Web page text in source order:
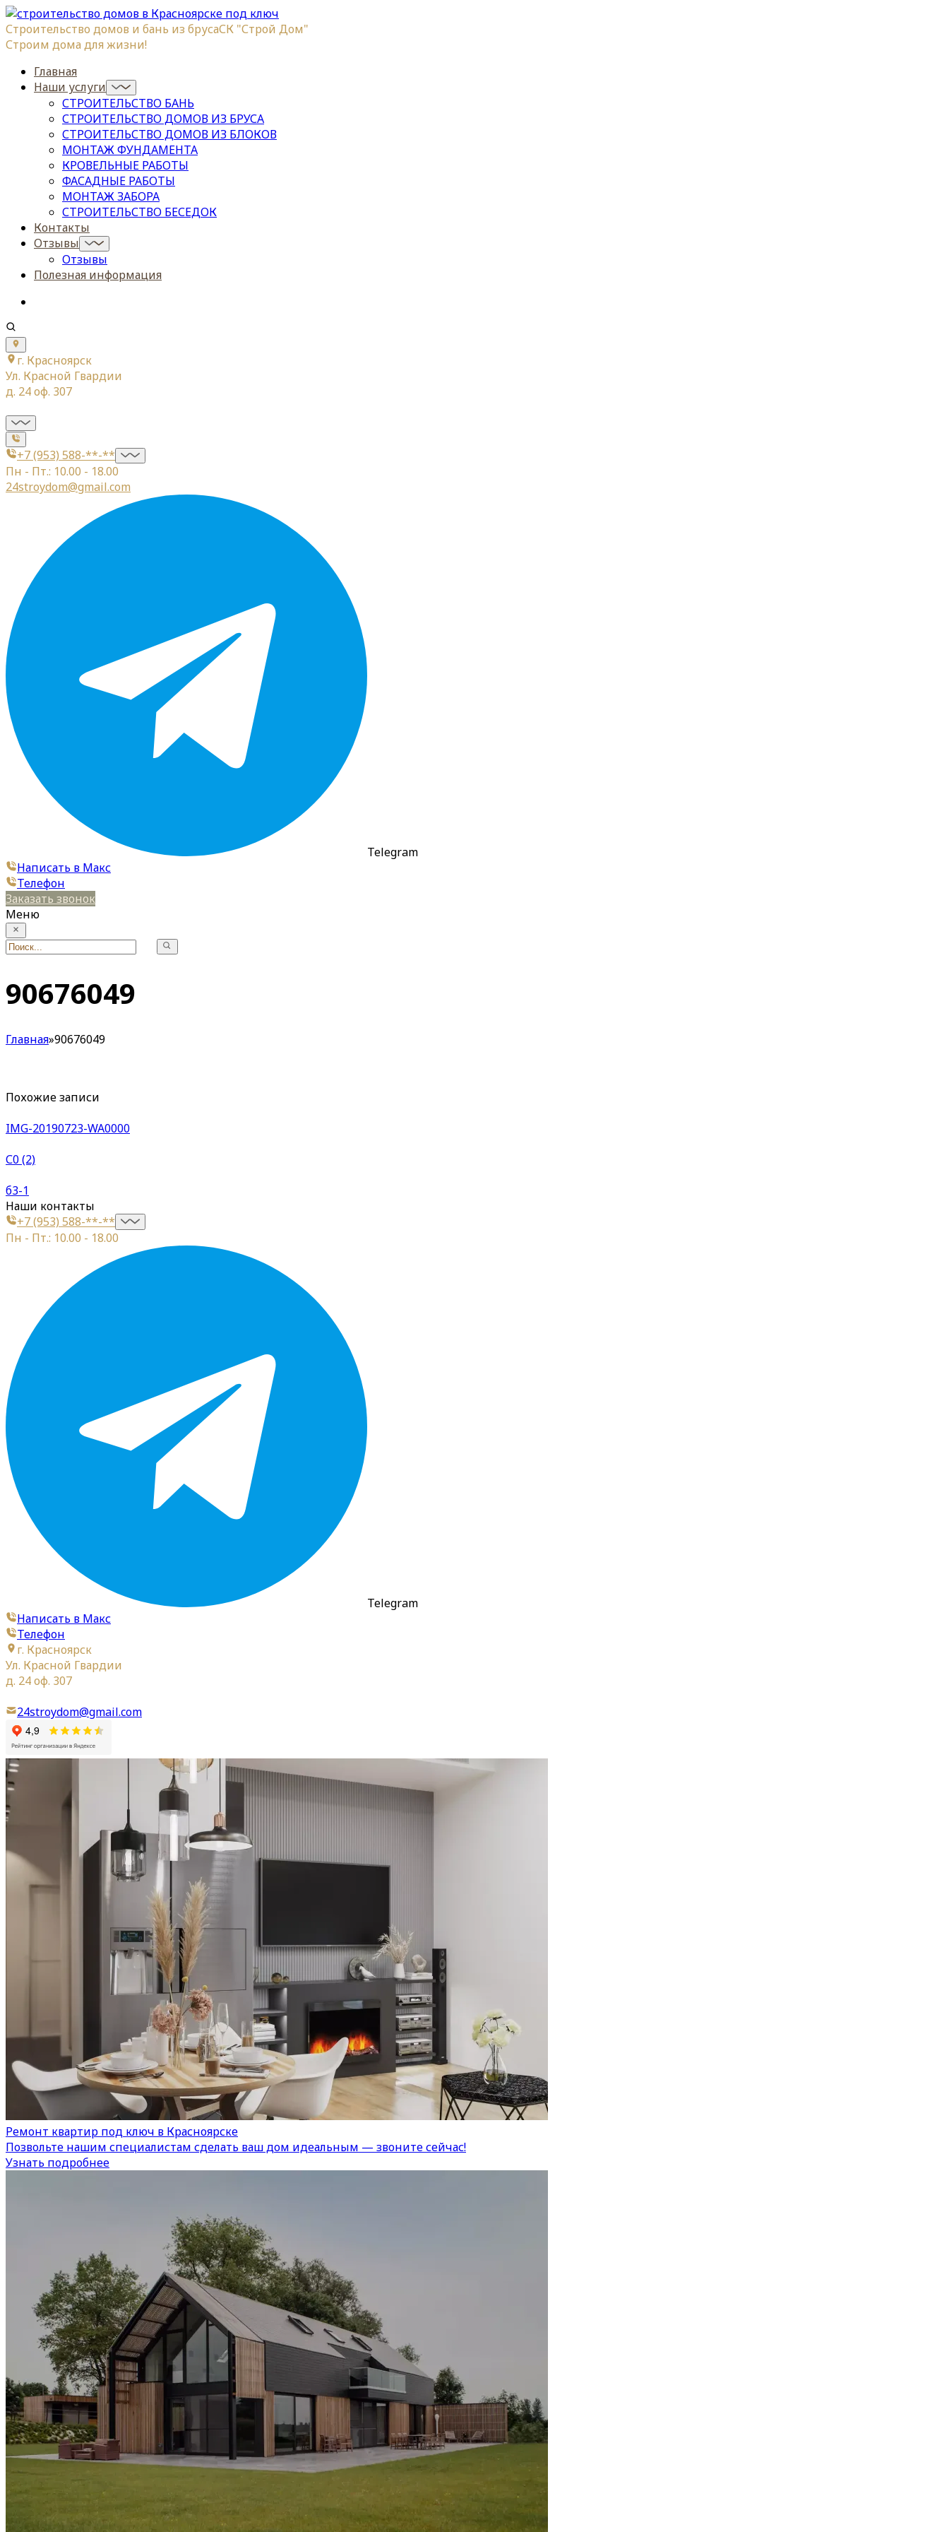
Строительство домов и бань из брусаСК "Строй Дом"
Строим дома для жизни!
Главная
Наши услуги
СТРОИТЕЛЬСТВО БАНЬ
СТРОИТЕЛЬСТВО ДОМОВ ИЗ БРУСА
СТРОИТЕЛЬСТВО ДОМОВ ИЗ БЛОКОВ
МОНТАЖ ФУНДАМЕНТА
КРОВЕЛЬНЫЕ РАБОТЫ
ФАСАДНЫЕ РАБОТЫ
МОНТАЖ ЗАБОРА
СТРОИТЕЛЬСТВО БЕСЕДОК
Контакты
Отзывы
Отзывы
Полезная информация
г. Красноярск
Ул. Красной Гвардии
д. 24 оф. 307
+7 (953) 588-**-**
Пн - Пт.: 10.00 - 18.00
24stroydom@gmail.com
Telegram
Написать в Макс
Телефон
Заказать звонок
Меню
90676049
Главная»90676049
Похожие записи
IMG-20190723-WA0000
С0 (2)
б3-1
Наши контакты
+7 (953) 588-**-**
Пн - Пт.: 10.00 - 18.00
Telegram
Написать в Макс
Телефон
г. Красноярск
Ул. Красной Гвардии
д. 24 оф. 307
24stroydom@gmail.com
Ремонт квартир под ключ в Красноярске
Позвольте нашим специалистам сделать ваш дом идеальным — звоните сейчас!
Узнать подробнее